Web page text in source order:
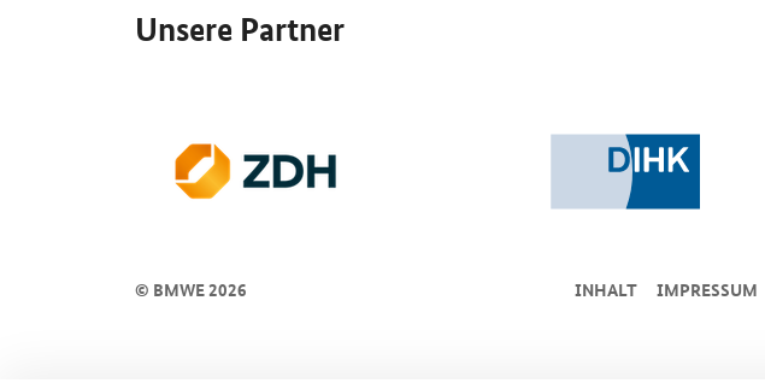
Unsere Partner
© BMWE 2026 INHALT IMPRESSUM